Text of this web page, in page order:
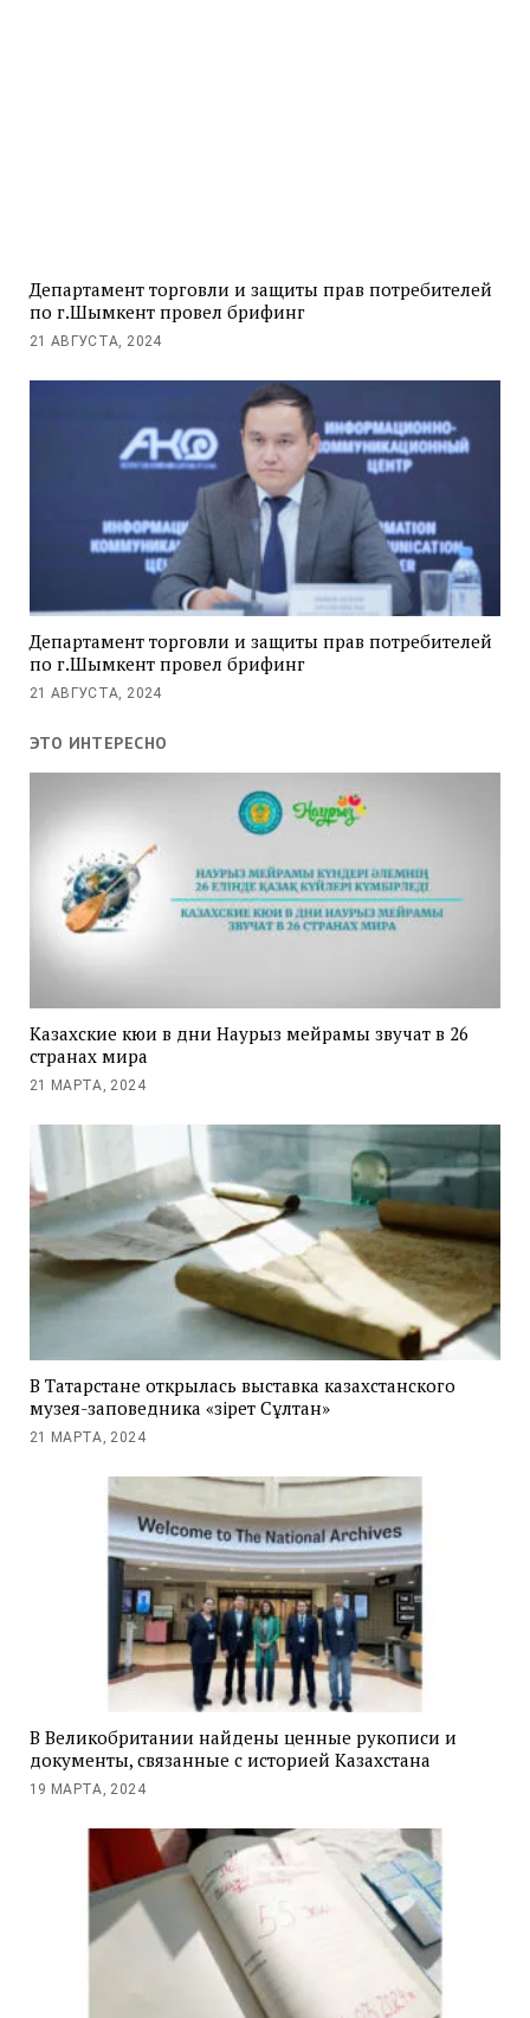
Департамент торговли и защиты прав потребителей
по г.Шымкент провел брифинг
21 АВГУСТА, 2024
Департамент торговли и защиты прав потребителей
по г.Шымкент провел брифинг
21 АВГУСТА, 2024
ЭТО ИНТЕРЕСНО
Казахские кюи в дни Наурыз мейрамы звучат в 26
странах мира
21 МАРТА, 2024
В Татарстане открылась выставка казахстанского
музея-заповедника «Әзірет Сұлтан»
21 МАРТА, 2024
В Великобритании найдены ценные рукописи и
документы, связанные с историей Казахстана
19 МАРТА, 2024